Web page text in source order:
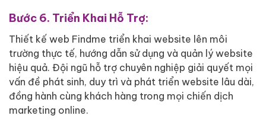
Bước 6. Triển Khai Hỗ Trợ:
Thiết kế web Findme triển khai website lên môi
trường thực tế, hướng dẫn sử dụng và quản lý website
hiệu quả. Đội ngũ hỗ trợ chuyên nghiệp giải quyết mọi
vấn đề phát sinh, duy trì và phát triển website lâu dài,
đồng hành cùng khách hàng trong mọi chiến dịch
marketing online.